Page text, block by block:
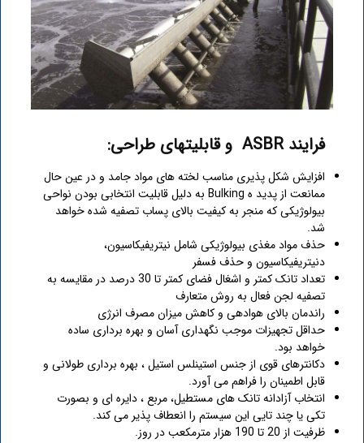
فرایند ASBR و قابلیتهای طراحی:
افزایش شکل پذیری مناسب لخته های مواد جامد و در عین حال
ممانعت از پدید ه Bulking به دلیل قابلیت انتخابی بودن نواحی
بیولوژیکی که منجر به کیفیت بالای پساب تصفیه شده خواهد
شد.
حذف مواد مغذی بیولوژیکی شامل نیتریفیکاسیون،
دنیتریفیکاسیون و حذف فسفر
تعداد تانک کمتر و اشغال فضای کمتر تا 30 درصد در مقایسه به
تصفیه لجن فعال به روش متعارف
راندمان بالای هوادهی و کاهش میزان مصرف انرژی
حداقل تجهیزات موجب نگهداری آسان و بهره برداری ساده
خواهد بود.
دکانترهای قوی از جنس استینلس استیل ، بهره برداری طولانی و
قابل اطمینان را فراهم می آورد.
انتخاب آزادانه تانک های مستطیل، مربع ، دایره ای و بصورت
تکی یا چند تایی این سیستم را انعطاف پذیر می کند.
ظرفیت از 20 تا 190 هزار مترمکعب در روز.